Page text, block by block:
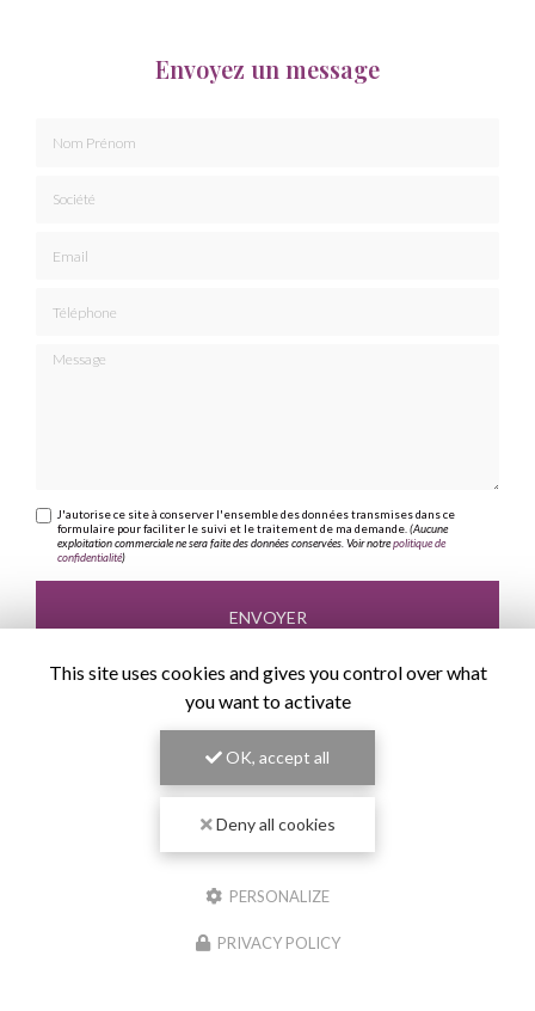
Envoyez un message
Message
J'autorise ce site à conserver l'ensemble des données transmises dans ce
formulaire pour faciliter le suivi et le traitement de ma demande.(Aucune
exploitation commerciale ne sera faite des données conservées. Voir notrepolitique de
confidentialité)
This site uses cookies and gives you control over what
you want to activate
OK, accept all
Deny all cookies
PERSONALIZE
PRIVACY POLICY